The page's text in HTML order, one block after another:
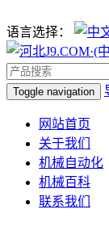
语言选择：
Toggle navigation
网站首页
关于我们
机械自动化
机械百科
联系我们